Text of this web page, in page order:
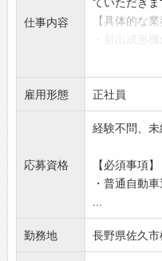
人々に使わ
・携わった
【社風】
◇社会に貢献
・『プラスチ
でいます。
・企業活動
の幸福度を向
ています。
◇働く喜びと
仕事内容
【具体的な業
・成形条件
・成形機オ
【未経験OK！
・フォロー
安心♪
・週4日勤務
りリフレッ
【やりがい】
◇生活必需品
・日々の生
雇用形態 正社員
応募資格
経験不問、未
【必須事項】
・普通自動
...
勤務地 長野県佐久